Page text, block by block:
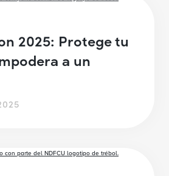
2025: Protege tu
a un